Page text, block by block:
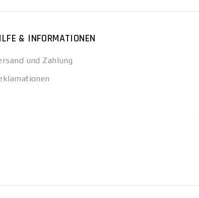
& INFORMATIONEN
und Zahlung